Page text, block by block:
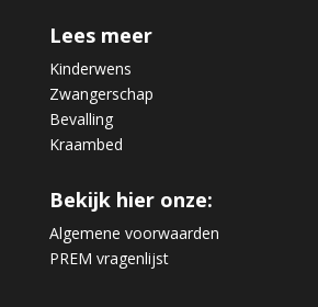
Lees meer
Kinderwens
Zwangerschap
Bevalling
Kraambed
Bekijk hier onze:
Algemene voorwaarden
PREM vragenlijst